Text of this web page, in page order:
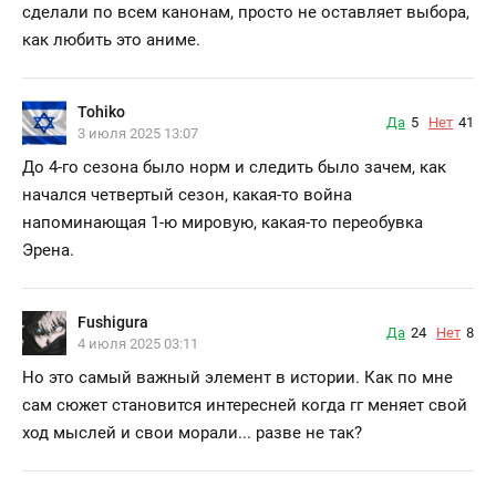
сделали по всем канонам, просто не оставляет выбора,
как любить это аниме.
Tohiko
3 июля 2025 13:07
Да 5 Нет 41
До 4-го сезона было норм и следить было зачем, как
начался четвертый сезон, какая-то война
напоминающая 1-ю мировую, какая-то переобувка
Эрена.
Fushigura
4 июля 2025 03:11
Да 24 Нет 8
Но это самый важный элемент в истории. Как по мне
сам сюжет становится интересней когда гг меняет свой
ход мыслей и свои морали... разве не так?